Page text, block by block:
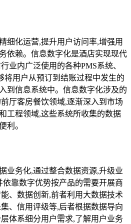
细化运营,提升用户访问率,增强用
依赖。信息数字化是酒店实现现代
业内广泛使用的各种PMS系统、
将用户从预订到结账过程中发生的
到信息系统中。信息数字化涉及的
厅客房餐饮领域,逐渐深入到市场
工程领域,这些系统所收集的数据
利。
业务化,通过整合数据资源,升级业
靠数字优势按产品的需要开展商
、数据创新,前者利用大数据技术
、信用评级等,后者根据数据导向
体系细分用户需求,了解用户业务